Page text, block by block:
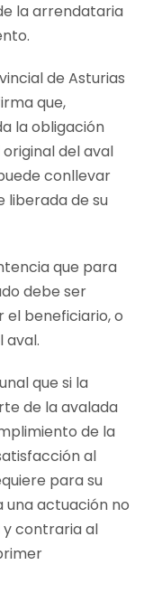
la arrendataria
de Asturias
que,
la obligación
del aval
conllevar
liberada de su
que para
debe ser
el beneficiario, o
aval.
que si la
de la avalada
de la
al
para su
actuación no
y contraria al